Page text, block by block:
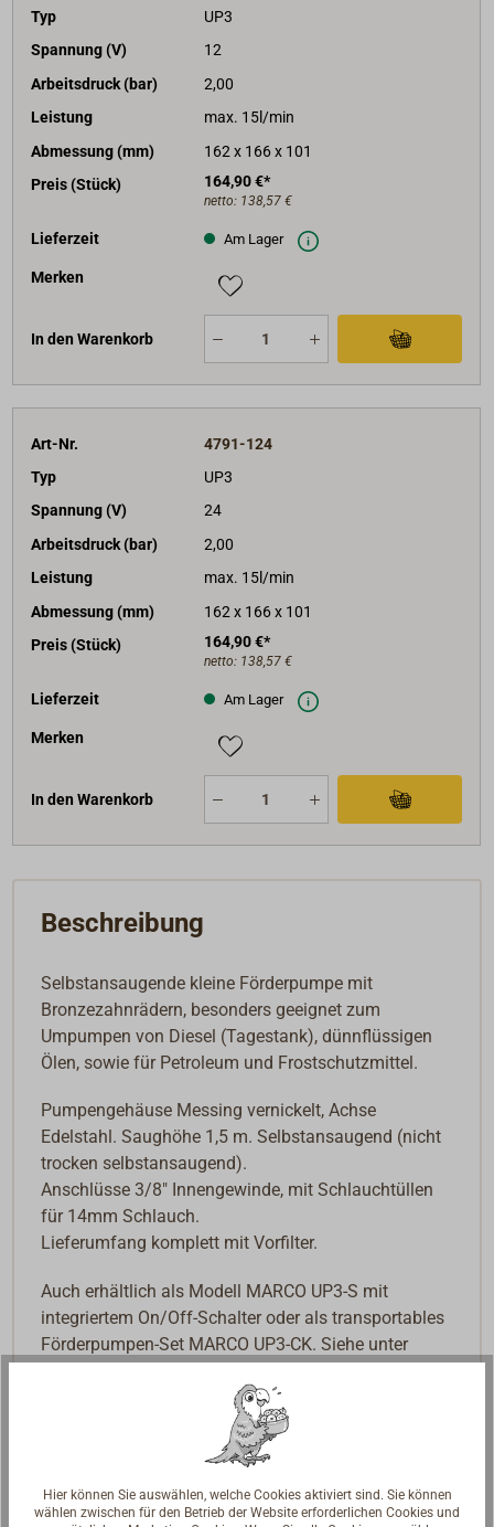
Typ
UP3
Spannung (V)
12
Arbeitsdruck (bar)
2,00
Leistung
max. 15l/min
Abmessung (mm)
162 x 166 x 101
Preis (Stück)
164,90 €*
netto: 138,57 €
Lieferzeit Am Lager
Merken
In den Warenkorb
Art-Nr.
4791-124
Typ
UP3
Spannung (V)
24
Arbeitsdruck (bar)
2,00
Leistung
max. 15l/min
Abmessung (mm)
162 x 166 x 101
Preis (Stück)
164,90 €*
netto: 138,57 €
Lieferzeit Am Lager
Merken
In den Warenkorb
Beschreibung
Selbstansaugende kleine Förderpumpe mit
Bronzezahnrädern, besonders geeignet zum
Umpumpen von Diesel (Tagestank), dünnflüssigen
Ölen, sowie für Petroleum und Frostschutzmittel.
Pumpengehäuse Messing vernickelt, Achse
Edelstahl. Saughöhe 1,5 m. Selbstansaugend (nicht
trocken selbstansaugend).
Anschlüsse 3/8" Innengewinde, mit Schlauchtüllen
für 14mm Schlauch.
Lieferumfang komplett mit Vorfilter.
Auch erhältlich als Modell MARCO UP3-S mit
integriertem On/Off-Schalter oder als transportables
Förderpumpen-Set MARCO UP3-CK. Siehe unter
PDF Instructions for use UP3
Hier können Sie auswählen, welche Cookies aktiviert sind. Sie können
wählen zwischen für den Betrieb der Website erforderlichen Cookies und